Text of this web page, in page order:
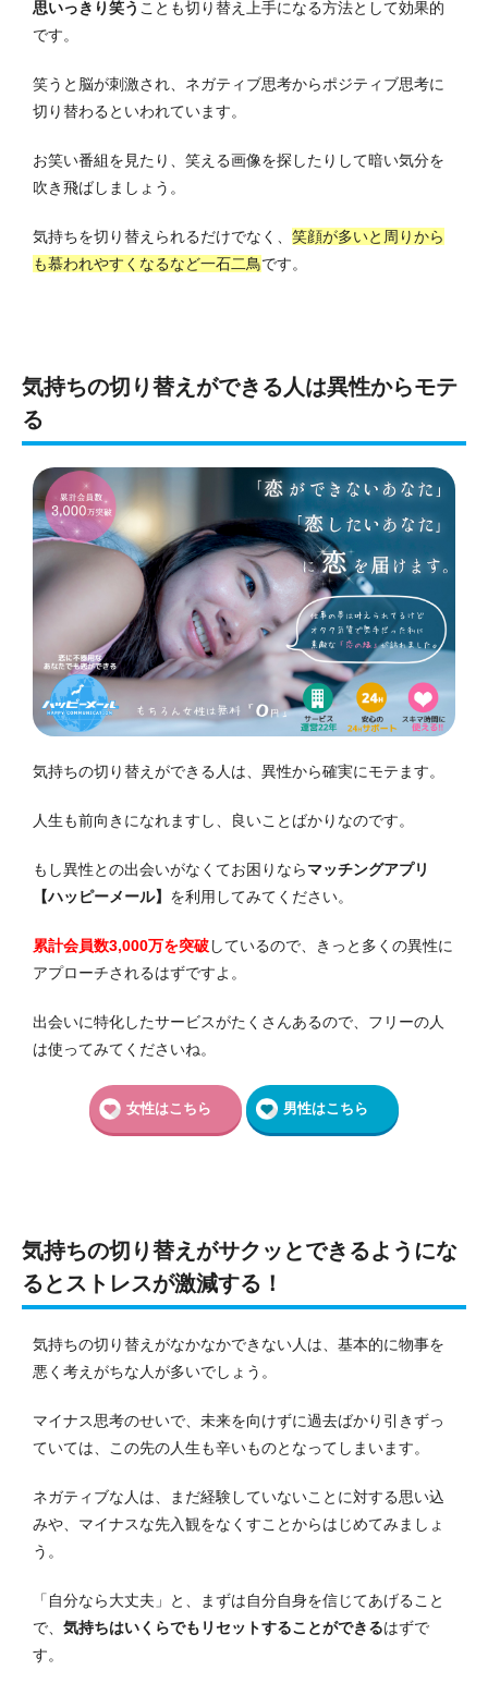
思いっきり笑う ことも切り替え上手になる方法として効果的
です。
笑うと脳が刺激され、ネガティブ思考からポジティブ思考に
切り替わるといわれています。
お笑い番組を見たり、笑える画像を探したりして暗い気分を
吹き飛ばしましょう。
気持ちを切り替えられるだけでなく、 笑顔が多いと周りから
も慕われやすくなるなど一石二鳥です。
気持ちの切り替えができる人は異性からモテ
る
気持ちの切り替えができる人は、異性から確実にモテます。
人生も前向きになれますし、良いことばかりなのです。
もし異性との出会いがなくてお困りならマッチングアプリ
【ハッピーメール】 を利用してみてください。
累計会員数3,000万を突破しているので、きっと多くの異性に
アプローチされるはずですよ。
出会いに特化したサービスがたくさんあるので、フリーの人
は使ってみてくださいね。
女性はこちら 男性はこちら
気持ちの切り替えがサクッとできるようにな
るとストレスが激減する！
気持ちの切り替えがなかなかできない人は、基本的に物事を
悪く考えがちな人が多いでしょう。
マイナス思考のせいで、未来を向けずに過去ばかり引きずっ
ていては、この先の人生も辛いものとなってしまいます。
ネガティブな人は、まだ経験していないことに対する思い込
みや、マイナスな先入観をなくすことからはじめてみましょ
う。
「自分なら大丈夫」と、まずは自分自身を信じてあげること
で、 気持ちはいくらでもリセットすることができるはずで
す。